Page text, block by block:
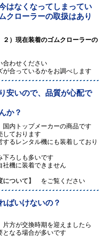
はなくなってしまってい
クローラーの取扱はあり
）現在装着のゴムクローラーの
わせください
合っているかをお調べします
安いので、品質が心配で
か？
内トップメーカーの商品です
しております
するレンタル機にも装着しており
下ろしも多いです
社機に装着できません
について】 をご覧ください
ばいけないの？
方が交換時期を迎えましたら
となる場合が多いです